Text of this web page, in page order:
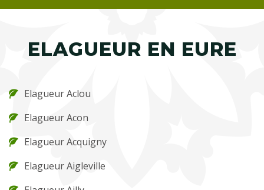
ELAGUEUR EN EURE
Elagueur Aclou
Elagueur Acon
Elagueur Acquigny
Elagueur Aigleville